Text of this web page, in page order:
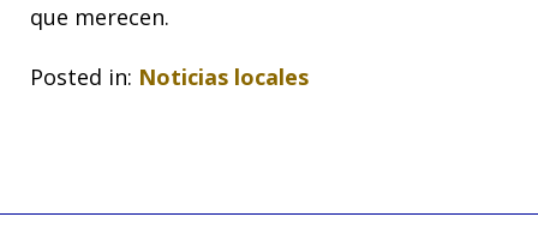
que merecen.
Posted in: Noticias locales